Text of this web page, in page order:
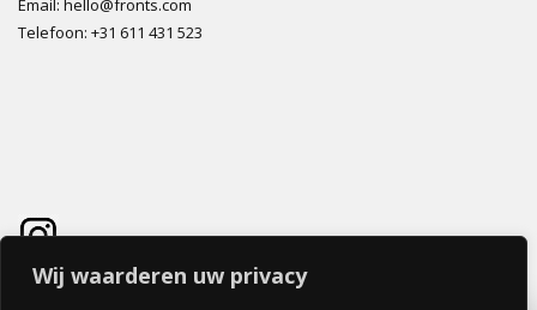
Wij waarderen uw privacy
Email: hello@fronts.com
Telefoon: +31 611 431 523